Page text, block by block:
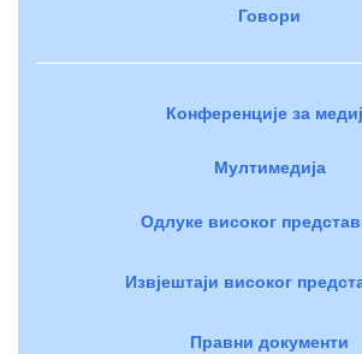
Говори
Конференције за
Мултимедија
Одлуке високог
Извјештаји високог
Правни документи